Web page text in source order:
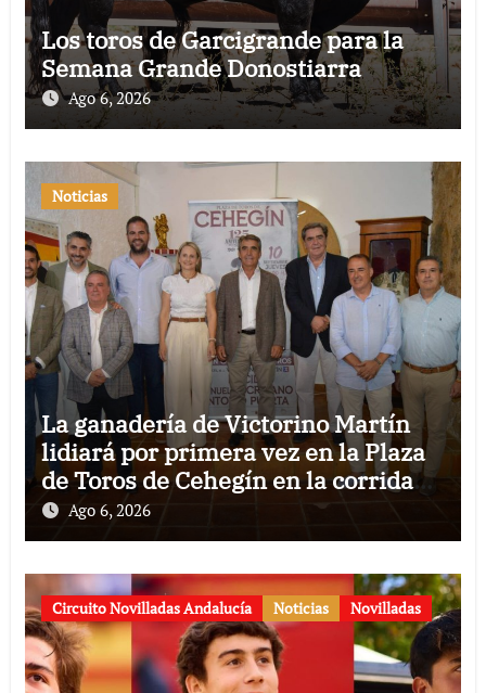
Los toros de Garcigrande para la
Semana Grande Donostiarra
Ago 6, 2026
Noticias
La ganadería de Victorino Martín
lidiará por primera vez en la Plaza
de Toros de Cehegín en la corrida
conmemorativa de su 125
aniversario
Ago 6, 2026
Circuito Novilladas Andalucía Noticias Novilladas